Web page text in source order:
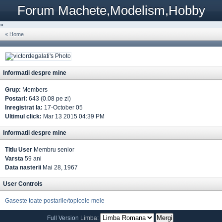
Forum Machete,Modelism,Hobby
»
« Home
Informatii despre mine
Grup: Members
Postari: 643 (0.08 pe zi)
Inregistrat la: 17-October 05
Ultimul click: Mar 13 2015 04:39 PM
Informatii despre mine
Titlu User Membru senior
Varsta 59 ani
Data nasterii Mai 28, 1967
User Controls
Gaseste toate postarile/topicele mele
Full Version Limba: